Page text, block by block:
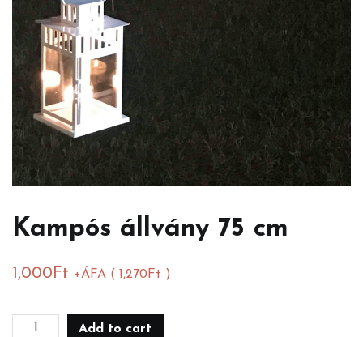
Kampós állvány 75 cm
1,000Ft +ÁFA ( 1,270Ft )
Kampós
Add to cart